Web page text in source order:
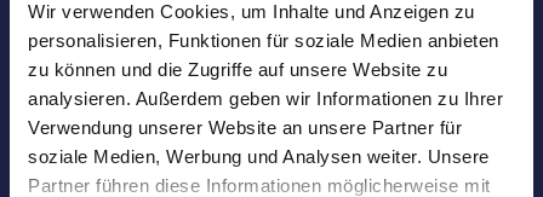
Wir verwenden Cookies, um Inhalte und Anzeigen zu
personalisieren, Funktionen für soziale Medien anbieten
zu können und die Zugriffe auf unsere Website zu
analysieren. Außerdem geben wir Informationen zu Ihrer
Verwendung unserer Website an unsere Partner für
soziale Medien, Werbung und Analysen weiter. Unsere
Partner führen diese Informationen möglicherweise mit